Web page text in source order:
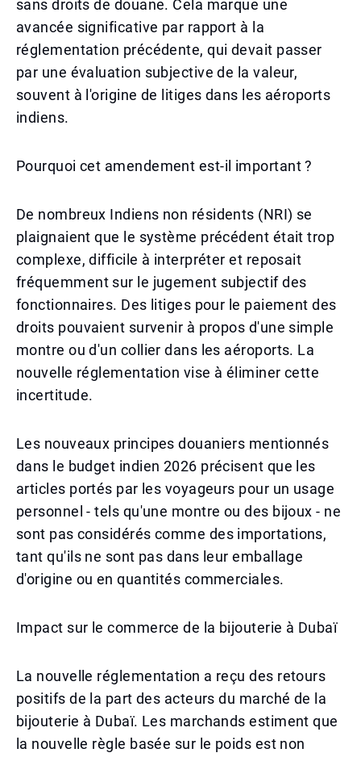
sans droits de douane. Cela marque une
avancée significative par rapport à la
réglementation précédente, qui devait passer
par une évaluation subjective de la valeur,
souvent à l'origine de litiges dans les aéroports
indiens.
Pourquoi cet amendement est-il important ?
De nombreux Indiens non résidents (NRI) se
plaignaient que le système précédent était trop
complexe, difficile à interpréter et reposait
fréquemment sur le jugement subjectif des
fonctionnaires. Des litiges pour le paiement des
droits pouvaient survenir à propos d'une simple
montre ou d'un collier dans les aéroports. La
nouvelle réglementation vise à éliminer cette
incertitude.
Les nouveaux principes douaniers mentionnés
dans le budget indien 2026 précisent que les
articles portés par les voyageurs pour un usage
personnel - tels qu'une montre ou des bijoux - ne
sont pas considérés comme des importations,
tant qu'ils ne sont pas dans leur emballage
d'origine ou en quantités commerciales.
Impact sur le commerce de la bijouterie à Dubaï
La nouvelle réglementation a reçu des retours
positifs de la part des acteurs du marché de la
bijouterie à Dubaï. Les marchands estiment que
la nouvelle règle basée sur le poids est non